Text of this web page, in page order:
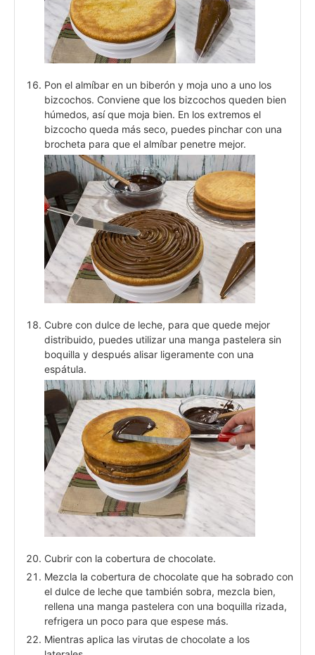
Pon el almíbar en un biberón y moja uno a uno los
bizcochos. Conviene que los bizcochos queden bien
húmedos, así que moja bien. En los extremos el
bizcocho queda más seco, puedes pinchar con una
brocheta para que el almíbar penetre mejor.
Cubre con dulce de leche, para que quede mejor
distribuido, puedes utilizar una manga pastelera sin
boquilla y después alisar ligeramente con una
espátula.
Cubrir con la cobertura de chocolate.
Mezcla la cobertura de chocolate que ha sobrado con
el dulce de leche que también sobra, mezcla bien,
rellena una manga pastelera con una boquilla rizada,
refrigera un poco para que espese más.
Mientras aplica las virutas de chocolate a los